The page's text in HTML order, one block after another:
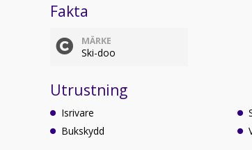
Fakta
MÄRKE
Ski-doo
Utrustning
Isrivare
Bukskydd